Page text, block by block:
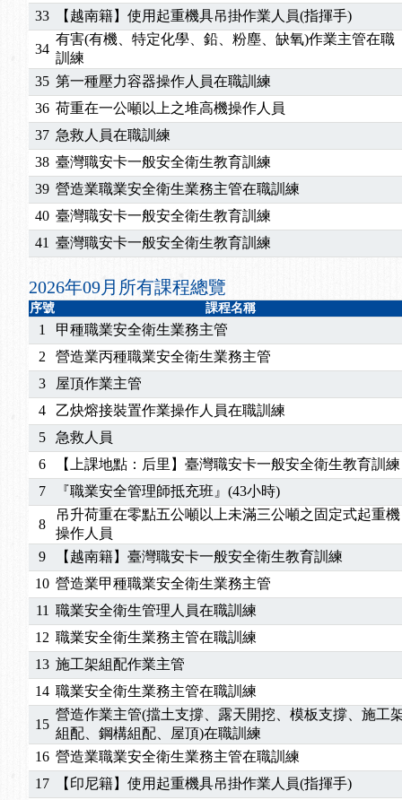
2025/08/20 【進修課程】SDS格式百百種？專業講師帶您判斷
2025/08/12【中心公告】因應颱風來襲，若遇停班停課消息 補
2025/07/06
2025/06/06【進修課程】～～前導課程看這邊推出囉～～
2025/05/29【進修課程】前導課程推出公告！
2025/04/28【進修課程】要怎麼進修自我？課程百百種選擇好
2025/01/21「高壓氣體製造安全主任」、「隧道等襯砌作業主
訓測驗
2025/01/15【線上課程】碳中和核心職能系列課程資訊
2026/07/15【免費研習】115年製造業危害預防職場安衛法令
2026/07/08 【中心公告】因應颱風來襲，若遇停班停課消息
2026/05/06【產業人才投資】06/03-06/08堆高機課程，政府出
2026/04/24【製程安全評估人員】開課囉
2025/11/11【中心公告】颱風假11/12停班停課
2025/11/10【中心公告】因應颱風來襲，若遇停班停課消息 補
2025/10/30 【進修課程】2026年，課程意見蒐集~
2025/08/20【進修課程】SDS格式百百種？專業講師帶您判斷
2025/08/12 【中心公告】因應颱風來襲，若遇停班停課消息
2025/07/06【中心公告】颱風假114/07/07停班停課
2025/06/06【進修課程】～～前導課程看這邊推出囉～～
2025/05/29
2025/04/28【進修課程】要怎麼進修自我？課程百百種選擇好
2025/01/21「高壓氣體製造安全主任」、「隧道等襯砌作業主
訓測驗
2025/01/15【線上課程】碳中和核心職能系列課程資訊
2026/07/15 【免費研習】115年製造業危害預防職場安衛法令
2026/07/08【中心公告】因應颱風來襲，若遇停班停課消息 補
2026/05/06【產業人才投資】06/03-06/08堆高機課程，政府出
2026/04/24【製程安全評估人員】開課囉
2025/11/11【中心公告】颱風假11/12停班停課
2025/11/10【中心公告】因應颱風來襲，若遇停班停課消息 補
2025/10/30【進修課程】2026年，課程意見蒐集~
2025/08/20【進修課程】SDS格式百百種？專業講師帶您判斷
2025/08/12【中心公告】因應颱風來襲，若遇停班停課消息 補
2025/07/06 【中心公告】颱風假114/07/07停班停課
2025/06/06【進修課程】～～前導課程看這邊推出囉～～
2025/05/29【進修課程】前導課程推出公告！
2025/04/28 【進修課程】要怎麼進修自我？課程百百種選擇好
33
【越南籍】使用起重機具吊掛作業人員(指揮手)
34
有害(有機、特定化學、鉛、粉塵、缺氧)作業主管在職
訓練
35 第一種壓力容器操作人員在職訓練
36 荷重在一公噸以上之堆高機操作人員
37 急救人員在職訓練
38 臺灣職安卡一般安全衛生教育訓練
39 營造業職業安全衛生業務主管在職訓練
40 臺灣職安卡一般安全衛生教育訓練
41 臺灣職安卡一般安全衛生教育訓練
2026年09月所有課程總覽
序號 課程名稱
1
甲種職業安全衛生業務主管
2
營造業丙種職業安全衛生業務主管
3
屋頂作業主管
4
乙炔熔接裝置作業操作人員在職訓練
5
急救人員
6
【上課地點：后里】臺灣職安卡一般安全衛生教育訓練
7
『職業安全管理師抵充班』(43小時)
8
吊升荷重在零點五公噸以上未滿三公噸之固定式起重機
操作人員
9
【越南籍】臺灣職安卡一般安全衛生教育訓練
10 營造業甲種職業安全衛生業務主管
11 職業安全衛生管理人員在職訓練
12 職業安全衛生業務主管在職訓練
13 施工架組配作業主管
14 職業安全衛生業務主管在職訓練
15
營造作業主管(擋土支撐、露天開挖、模板支撐、施工
組配、鋼構組配、屋頂)在職訓練
16 營造業職業安全衛生業務主管在職訓練
17
【印尼籍】使用起重機具吊掛作業人員(指揮手)